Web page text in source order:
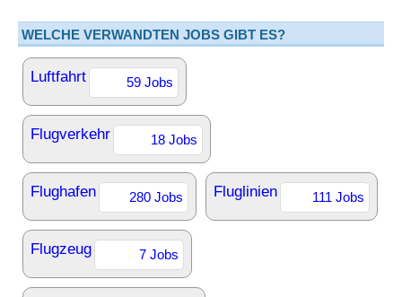
WELCHE VERWANDTEN JOBS GIBT ES?
Luftfahrt 59 Jobs
Flugverkehr 18 Jobs
Flughafen 280 Jobs Fluglinien 111 Jobs
Flugzeug 7 Jobs